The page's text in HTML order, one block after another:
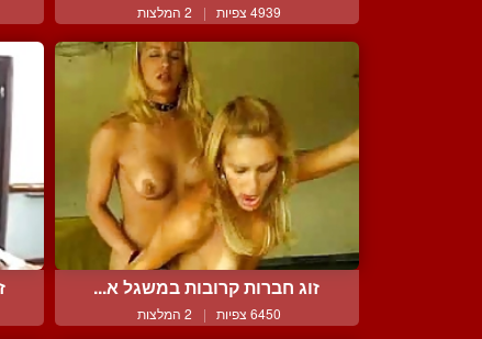
4939 צפיות | 2 המלצות
זוג חברות קרובות במשגל א...
6450 צפיות | 2 המלצות